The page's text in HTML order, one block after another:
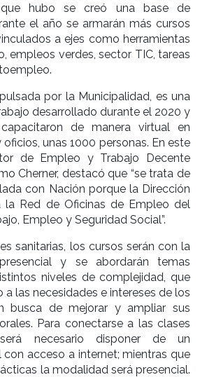
hubo se creó una base de
el año se armarán más cursos
a ejes como herramientas
empleos verdes, sector TIC, tareas
por la Municipalidad, es una
desarrollado durante el 2020 y
de manera virtual en
unas 1000 personas. En este
de Empleo y Trabajo Decente
Cherner, destacó que “se trata de
con Nación porque la Dirección
la Red de Oficinas de Empleo del
Empleo y Seguridad Social”.
sanitarias, los cursos serán con la
y se abordarán temas
niveles de complejidad, que
a las necesidades e intereses de los
busca de mejorar y ampliar sus
Para conectarse a las clases
necesario disponer de un
acceso a internet; mientras que
la modalidad será presencial.